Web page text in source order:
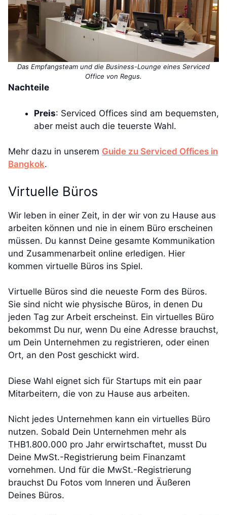
Das Empfangsteam und die Business-Lounge eines Serviced
Office von Regus.
Nachteile
Preis: Serviced Offices sind am bequemsten,
aber meist auch die teuerste Wahl.
Mehr dazu in unserem Guide zu Serviced Offices in
Bangkok.
Virtuelle Büros
Wir leben in einer Zeit, in der wir von zu Hause aus
arbeiten können und nie in einem Büro erscheinen
müssen. Du kannst Deine gesamte Kommunikation
und Zusammenarbeit online erledigen. Hier
kommen virtuelle Büros ins Spiel.
Virtuelle Büros sind die neueste Form des Büros.
Sie sind nicht wie physische Büros, in denen Du
jeden Tag zur Arbeit erscheinst. Ein virtuelles Büro
bekommst Du nur, wenn Du eine Adresse brauchst,
um Dein Unternehmen zu registrieren, oder einen
Ort, an den Post geschickt wird.
Diese Wahl eignet sich für Startups mit ein paar
Mitarbeitern, die von zu Hause aus arbeiten.
Nicht jedes Unternehmen kann ein virtuelles Büro
nutzen. Sobald Dein Unternehmen mehr als
THB1.800.000 pro Jahr erwirtschaftet, musst Du
Deine MwSt.-Registrierung beim Finanzamt
vornehmen. Und für die MwSt.-Registrierung
brauchst Du Fotos vom Inneren und Äußeren
Deines Büros.